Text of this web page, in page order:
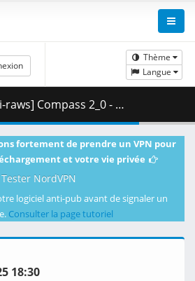
Thème
Langue
[1080p CR WEB-DL AVC AAC][MultiSub][F0DEB8EC].mkv.003 ( 458.57 MB )
fortement de prendre un VPN pour
et votre vie privée
Tester NordVPN
logiciel anti-pub avant de signaler un
Consulter la page tutoriel
18:30